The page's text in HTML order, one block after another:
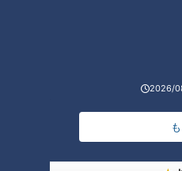
2026/
当代 井上八千代は「（都をど
シッと揃って決まる、という
も手伝っているんでしょうか
の舞はしながのうて電気仕掛